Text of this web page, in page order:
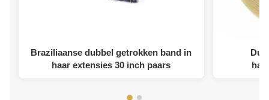
Braziliaanse dubbel getrokken band in
haar extensies 30 inch paars